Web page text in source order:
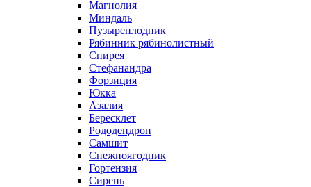
Магнолия
Миндаль
Пузыреплодник
Рябинник рябинолистный
Спирея
Стефанандра
Форзиция
Юкка
Азалия
Бересклет
Рододендрон
Самшит
Снежноягодник
Гортензия
Сирень